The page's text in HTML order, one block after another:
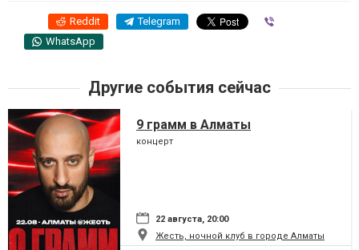
Reddit Telegram
WhatsApp
Другие события сейчас
9 грамм в Алматы
концерт
22 августа, 20:00
Жесть, ночной клуб в городе Алматы